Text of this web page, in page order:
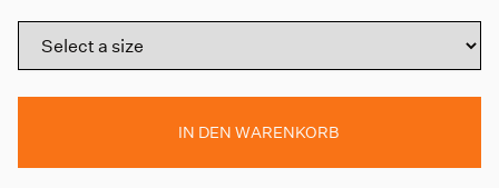
IN DEN WARENKORB